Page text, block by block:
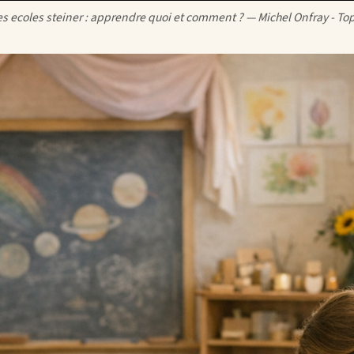
ecoles steiner : apprendre quoi et comment ? — Michel Onfray -